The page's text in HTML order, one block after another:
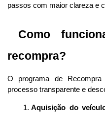
passos com maior clareza e
Como
recompra?
O programa de
processo transparente e
Aquisição do